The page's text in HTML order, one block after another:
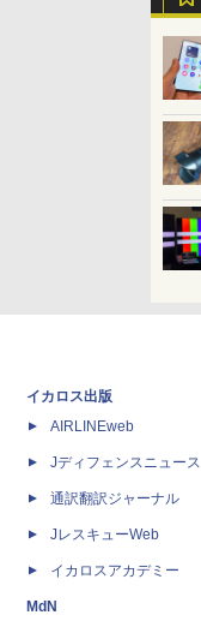
イカロス出版
AIRLINEweb
Jディフェンスニュース
通訳翻訳ジャーナル
JレスキューWeb
イカロスアカデミー
MdN